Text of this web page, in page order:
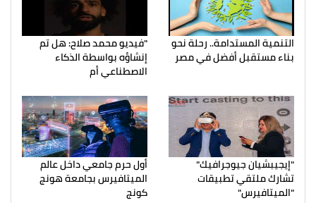
التنمية المستدامة.. رحلة نحو
بناء مستقبل أفضل في مصر
"فيديو محمد صلاح: هل تم
إنشاؤه بواسطة الذكاء
الاصطناعي أم
"إيجيبشيان جيوجرافيك"
تشارك ملتقي تطبيقات
"الميتافيرس"
أول حرم جامعي داخل عالم
الميتافيرس بجامعة هونج
كونج